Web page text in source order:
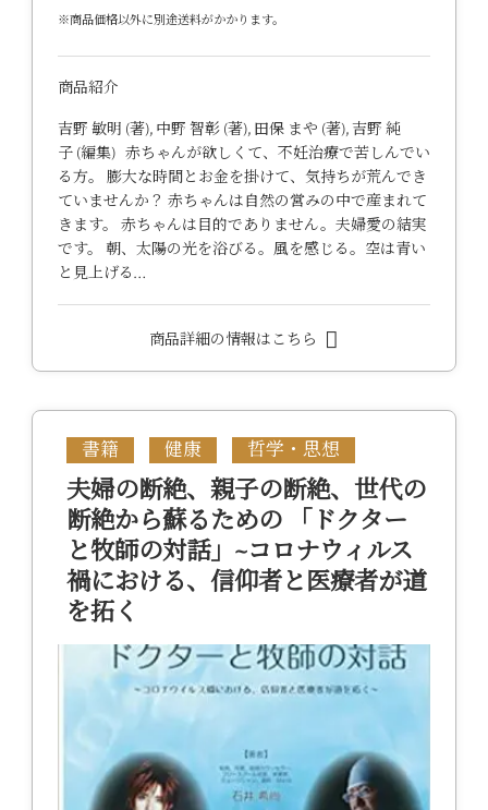
※商品価格以外に別途送料がかかります。
商品紹介
吉野 敏明 (著), 中野 智彰 (著), 田保 まや (著), 吉野 純
子 (編集) 赤ちゃんが欲しくて、不妊治療で苦しんでい
る方。 膨大な時間とお金を掛けて、気持ちが荒んでき
ていませんか？ 赤ちゃんは自然の営みの中で産まれて
きます。 赤ちゃんは目的でありません。夫婦愛の結実
です。 朝、太陽の光を浴びる。風を感じる。空は青い
と見上げる…
商品詳細の情報はこちら
書籍 健康 哲学・思想
夫婦の断絶、親子の断絶、世代の
断絶から蘇るための 「ドクター
と牧師の対話」~コロナウィルス
禍における、信仰者と医療者が道
を拓く